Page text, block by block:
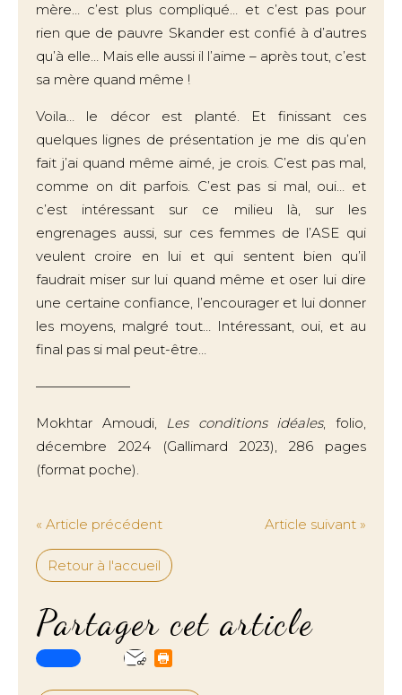
mère… c’est plus compliqué… et c’est pas pour
rien que de pauvre Skander est confié à d’autres
qu’à elle… Mais elle aussi il l’aime – après tout, c’est
sa mère quand même !
Voila… le décor est planté. Et finissant ces
quelques lignes de présentation je me dis qu’en
fait j’ai quand même aimé, je crois. C’est pas mal,
comme on dit parfois. C’est pas si mal, oui… et
c’est intéressant sur ce milieu là, sur les
engrenages aussi, sur ces femmes de l’ASE qui
veulent croire en lui et qui sentent bien qu’il
faudrait miser sur lui quand même et oser lui dire
une certaine confiance, l’encourager et lui donner
les moyens, malgré tout… Intéressant, oui, et au
final pas si mal peut-être…
———————
Mokhtar Amoudi, Les conditions idéales, folio,
décembre 2024 (Gallimard 2023), 286 pages
(format poche).
« Article précédent Article suivant »
Retour à l'accueil
Partager cet article